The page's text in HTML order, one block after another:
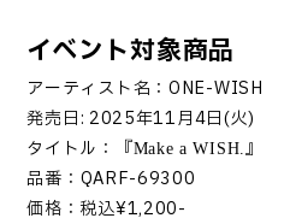
イベント対象商品
アーティスト名： ONE-WISH
発売日: 2025年11月4日(火)
タイトル：『Make a WISH. 』
品番： QARF-69300
価格：税込¥1,200-